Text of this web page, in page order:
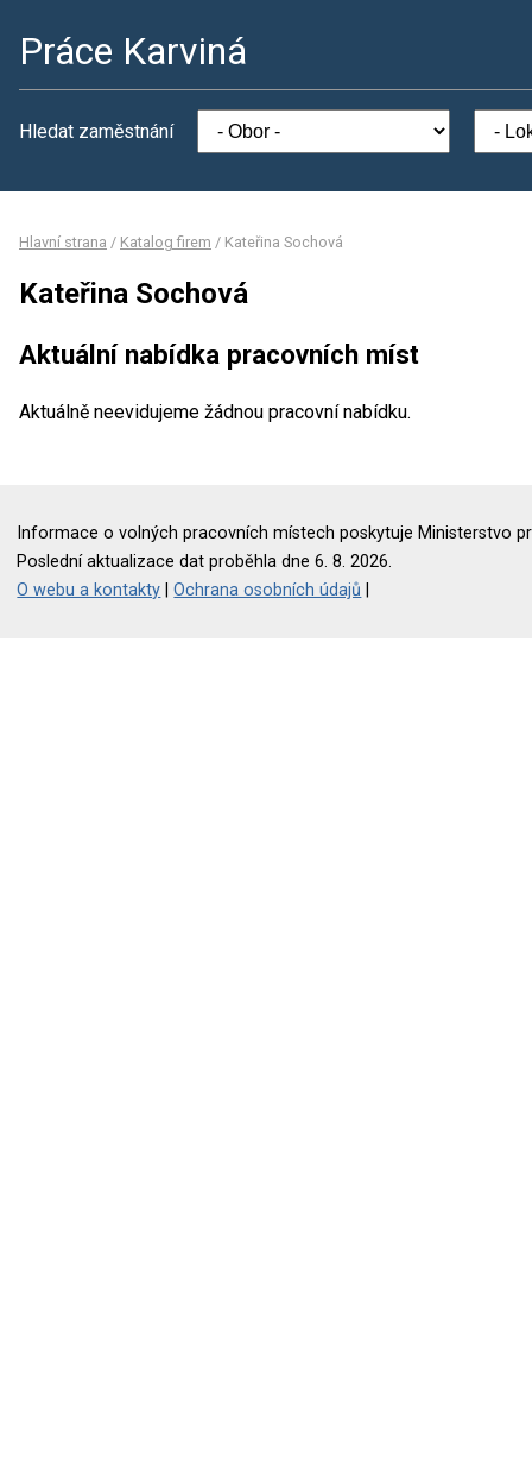
Práce Karviná
Hledat zaměstnání
Hlavní strana / Katalog firem / Kateřina Sochová
Kateřina Sochová
Aktuální nabídka pracovních míst
Aktuálně neevidujeme žádnou pracovní nabídku.
Informace o volných pracovních místech poskytuje Ministerstvo
Poslední aktualizace dat proběhla dne 6. 8. 2026.
O webu a kontakty |Ochrana osobních údajů